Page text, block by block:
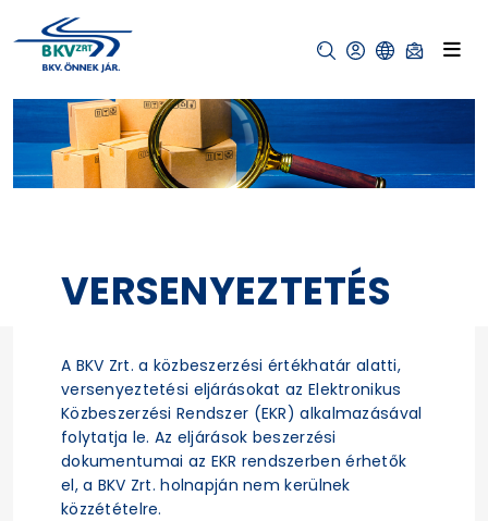
VERSENYEZTETÉS
A BKV Zrt. a közbeszerzési értékhatár alatti,
versenyeztetési eljárásokat az Elektronikus
Közbeszerzési Rendszer (EKR) alkalmazásával
folytatja le. Az eljárások beszerzési
dokumentumai az EKR rendszerben érhetők
el, a BKV Zrt. holnapján nem kerülnek
közzétételre.